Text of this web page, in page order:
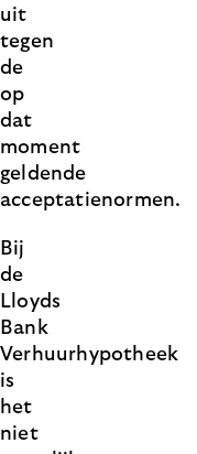
uit
tegen
de
op
dat
moment
geldende
acceptatienormen.
Bij
de
Lloyds
Bank
Verhuurhypotheek
is
het
niet